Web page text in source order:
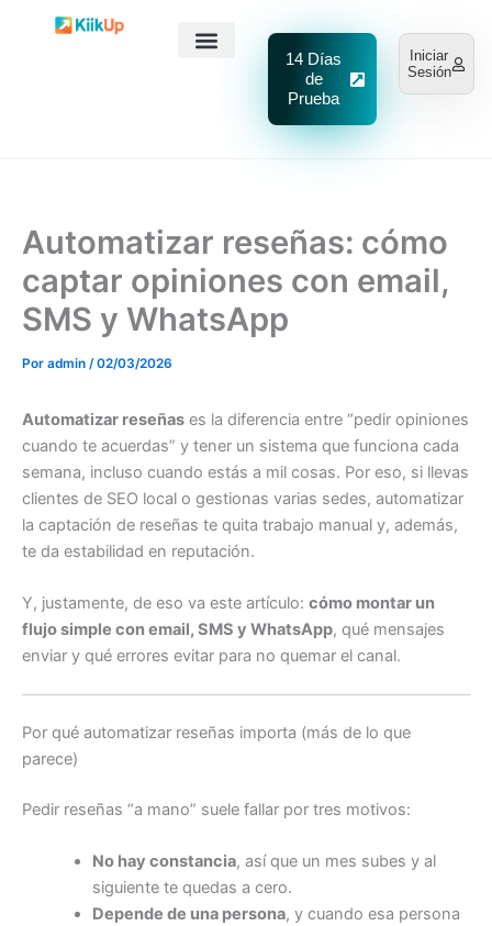
14 Días
de
Prueba
Iniciar
Sesión
Automatizar reseñas: cómo
captar opiniones con email,
SMS y WhatsApp
Por admin /02/03/2026
Automatizar reseñas es la diferencia entre “pedir opiniones
cuando te acuerdas” y tener un sistema que funciona cada
semana, incluso cuando estás a mil cosas. Por eso, si llevas
clientes de SEO local o gestionas varias sedes, automatizar
la captación de reseñas te quita trabajo manual y, además,
te da estabilidad en reputación.
Y, justamente, de eso va este artículo: cómo montar un
flujo simple con email, SMS y WhatsApp, qué mensajes
enviar y qué errores evitar para no quemar el canal.
Por qué automatizar reseñas importa (más de lo que
parece)
Pedir reseñas “a mano” suele fallar por tres motivos:
No hay constancia, así que un mes subes y al
siguiente te quedas a cero.
Depende de una persona, y cuando esa persona